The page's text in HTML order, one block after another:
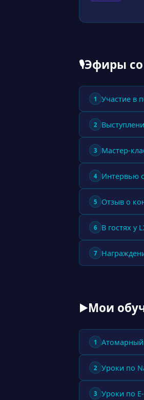
🎙Эфиры
1 Участие в
2
3 Мастер-
4 Интервью
5 Отзыв о
6 В гостях у
7
▶Мои
1 Атомарный
2 Уроки по
3 Уроки по